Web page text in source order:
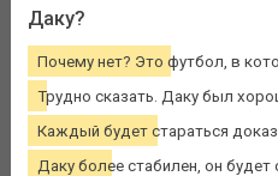
Даку?
Почему нет? Это футбол, в
Трудно сказать. Даку был
Каждый будет стараться
Даку более стабилен, он